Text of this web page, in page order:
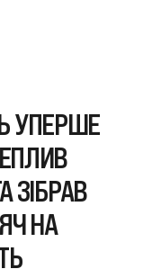
УПЕРШЕ
ЗІБРАВ
НА